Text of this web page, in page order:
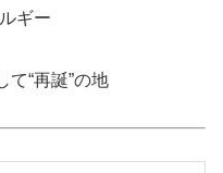
ギー
“再誕”の地